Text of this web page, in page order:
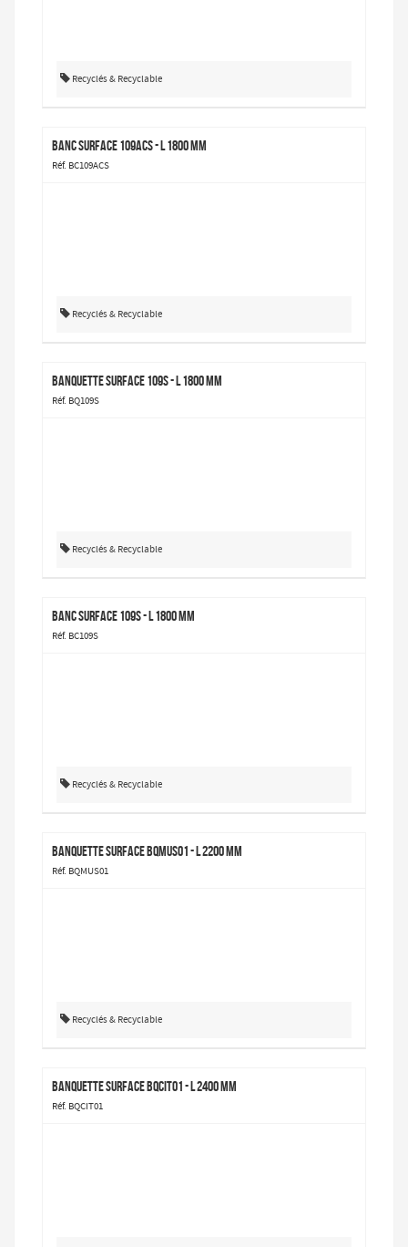
Recyclés & Recyclable
Banc Surface 109ACS - L 1800 mm
Réf. BC109ACS
Recyclés & Recyclable
Banquette Surface 109S - L 1800 mm
Réf. BQ109S
Recyclés & Recyclable
Banc Surface 109S - L 1800 mm
Réf. BC109S
Recyclés & Recyclable
Banquette Surface BQMUS01 - L 2200 mm
Réf. BQMUS01
Recyclés & Recyclable
Banquette Surface BQCIT01 - L 2400 mm
Réf. BQCIT01